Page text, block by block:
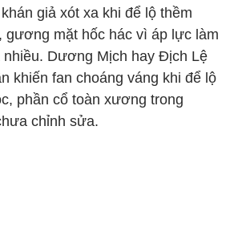
giả xót xa khi để lộ thềm
gương mặt hốc hác vì áp lực làm
nhiều. Dương Mịch hay Địch Lệ
khiến fan choáng váng khi để lộ
phần cổ toàn xương trong
chỉnh sửa.